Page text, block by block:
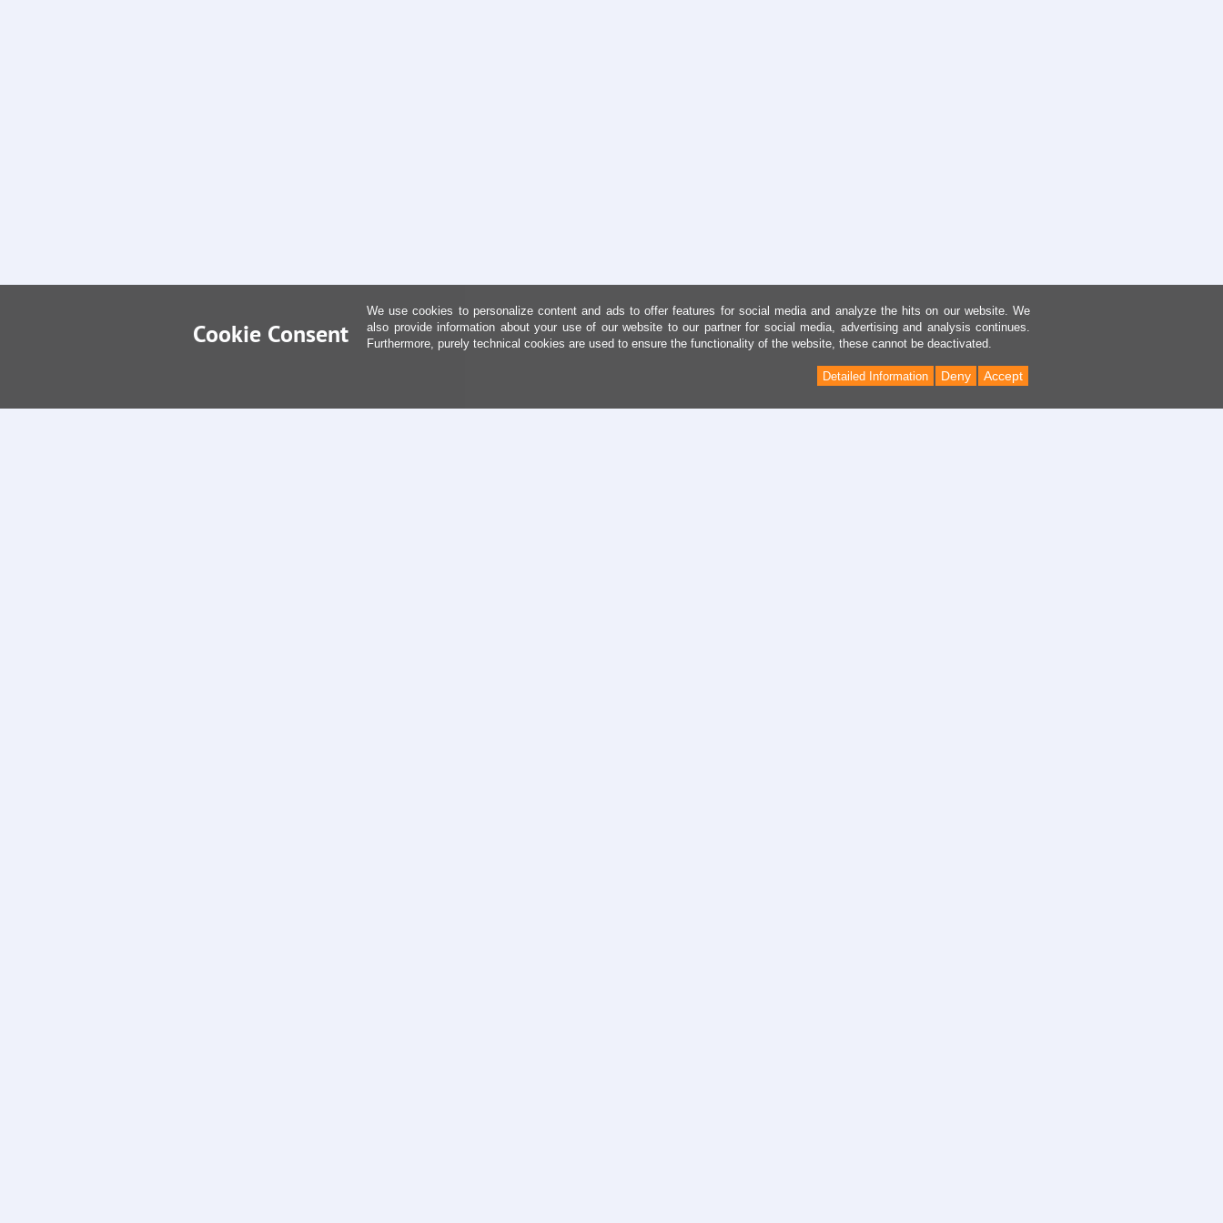
Cookie Consent
We use cookies to personalize content and ads to offer features for social media and analyze the hits on our website. We
also provide information about your use of our website to our partner for social media, advertising and analysis continues.
Furthermore, purely technical cookies are used to ensure the functionality of the website, these cannot be deactivated.
Accept
Deny
Detailed Information